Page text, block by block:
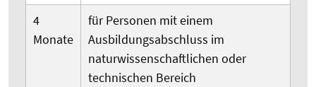
4
Monate
für Personen mit einem
Ausbildungsabschluss im
naturwissenschaftlichen oder
technischen Bereich